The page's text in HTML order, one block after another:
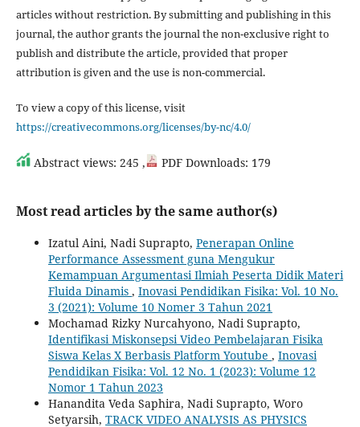
articles without restriction. By submitting and publishing in this
journal, the author grants the journal the non-exclusive right to
publish and distribute the article, provided that proper
attribution is given and the use is non-commercial.
To view a copy of this license, visit
https://creativecommons.org/licenses/by-nc/4.0/
Abstract views: 245 , PDF Downloads: 179
Most read articles by the same author(s)
Izatul Aini, Nadi Suprapto, Penerapan Online
Performance Assessment guna Mengukur
Kemampuan Argumentasi Ilmiah Peserta Didik Materi
Fluida Dinamis , Inovasi Pendidikan Fisika: Vol. 10 No.
3 (2021): Volume 10 Nomer 3 Tahun 2021
Mochamad Rizky Nurcahyono, Nadi Suprapto,
Identifikasi Miskonsepsi Video Pembelajaran Fisika
Siswa Kelas X Berbasis Platform Youtube , Inovasi
Pendidikan Fisika: Vol. 12 No. 1 (2023): Volume 12
Nomor 1 Tahun 2023
Hanandita Veda Saphira, Nadi Suprapto, Woro
Setyarsih, TRACK VIDEO ANALYSIS AS PHYSICS